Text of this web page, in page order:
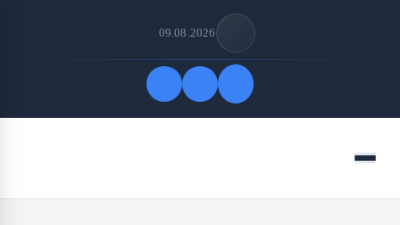
09.08.2026
Меню